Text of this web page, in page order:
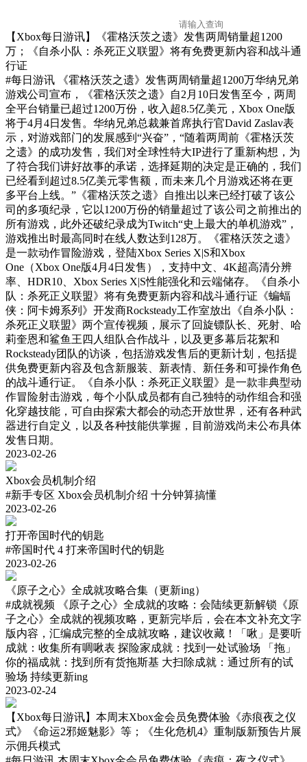
【Xbox每日游讯】《霍格沃茨之遗》发售两周销量超1200
万；《自杀小队：杀死正义联盟》将有免费更新内容和战斗通
行证
#每日游讯
《霍格沃茨之遗》发售两周销量超1200万华纳兄弟
游戏公司宣布，《霍格沃茨之遗》自2月10日发售至今，两周
全平台销量已超过1200万份，收入超8.5亿美元，Xbox One版
将于4月4日发售。华纳兄弟总裁兼首席执行官David Zaslav表
示，对游戏部门的发展感到“兴奋”，“随着两周前《霍格沃茨
之遗》的成功发售，我们对全球性特大IP进行了重新构想，为
了符合我们讲好故事的承诺，选择延期的决定是正确的，我们
已经看到超过8.5亿美元零售额，而未来几个月游戏还将在更
多平台上线。”《霍格沃茨之遗》自推出以来已经打破了该公
司的多项纪录，它以1200万份的销量超过了该公司之前推出的
所有游戏，此外还破纪录成为Twitch“史上最大的单机游戏”，
游戏推出时最高同时在线人数达到128万。《霍格沃茨之遗》
是一款动作冒险游戏，登陆Xbox Series X|S和Xbox
One（Xbox One版4月4日发售），支持中文、4K超高清分辨
率、HDR10、Xbox Series X|S性能强化和云端储存。《自杀小
队：杀死正义联盟》将有免费更新内容和战斗通行证《蝙蝠
侠：阿卡姆系列》开发商Rocksteady工作室放出《自杀小队：
杀死正义联盟》两个宣传视频，展示了回旋镖队长、死射、哈
莉奎恩和鲨鱼王四人组队合作战斗，以及更多幕后花絮和
Rocksteady团队的访谈，包括游戏发售后的更新计划，包括提
供免费更新内容及包含新服装、新表情、新任务和可操作角色
的战斗通行证。《自杀小队：杀死正义联盟》是一款非典型动
作冒险射击游戏，每个小队成员都有自己独特的动作组合和强
化穿越技能，可自由探索大都会的动态开放世界，还有各种武
器进行自定义，以及各种技能供掌握，目前游戏尚未公布具体
发售日期。
2023-02-26
Xbox会员机制介绍
#新手专区 Xbox会员机制介绍 十分钟算搞懂
2023-02-26
打开帝国时代的钥匙
#帝国时代 4 打来帝国时代的钥匙
2023-02-26
《原子之心》全成就攻略合集（更新ing）
#成就视频
《原子之心》全成就的攻略：会陆续更新解锁《原
子之心》全成就的视频攻略，更新完毕后，会在本文补充文字
版内容，汇编成完整的全成就攻略，建议收藏！「啾」是要听
成就：收集所有啁啾表 探险家成就：找到一处试验场 「拖」
你的福成就：找到所有货拖斯基 大扫除成就：通过所有的试
验场 持续更新ing
2023-02-24
【Xbox每日游讯】本周末Xbox金会员免费体验《赤痕夜之仪
式》《命运2邪姬魅影》等；《生化危机4》重制版新预告片展
示佣兵模式